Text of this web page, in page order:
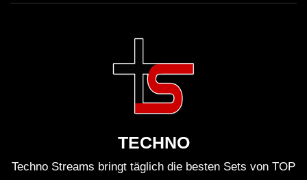
Quellen
Alan Fitzpatrick auf Wikipedia
TECHNO
Techno Streams bringt täglich die besten Sets von TOP